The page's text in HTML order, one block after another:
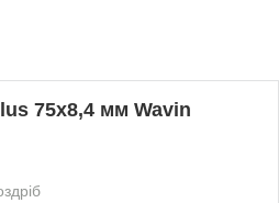
75х8,4 мм Wavin